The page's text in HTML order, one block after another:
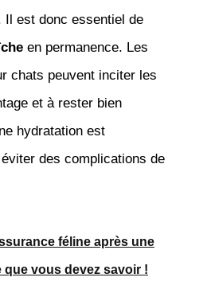
Il est donc essentiel de
en permanence. Les
chats peuvent inciter les
et à rester bien
hydratation est
des complications de
féline après une
que vous devez savoir !